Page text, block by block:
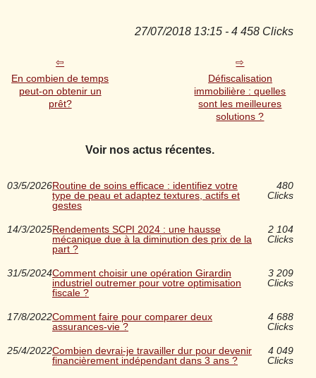
27/07/2018 13:15 - 4 458 Clicks
En combien de temps
peut-on obtenir un
prêt?
Défiscalisation
immobilière : quelles
sont les meilleures
solutions ?
Voir nos actus récentes.
03/5/2026Routine de soins efficace : identifiez votre
type de peau et adaptez textures, actifs et
gestes
480
Clicks
14/3/2025Rendements SCPI 2024 : une hausse
mécanique due à la diminution des prix de la
part ?
2 104
Clicks
31/5/2024Comment choisir une opération Girardin
industriel outremer pour votre optimisation
fiscale ?
3 209
Clicks
17/8/2022Comment faire pour comparer deux
assurances-vie ?
4 688
Clicks
25/4/2022Combien devrai-je travailler dur pour devenir
financièrement indépendant dans 3 ans ?
4 049
Clicks